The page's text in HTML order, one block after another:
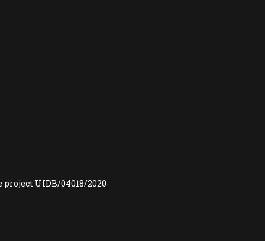
UIDB/04018/2020